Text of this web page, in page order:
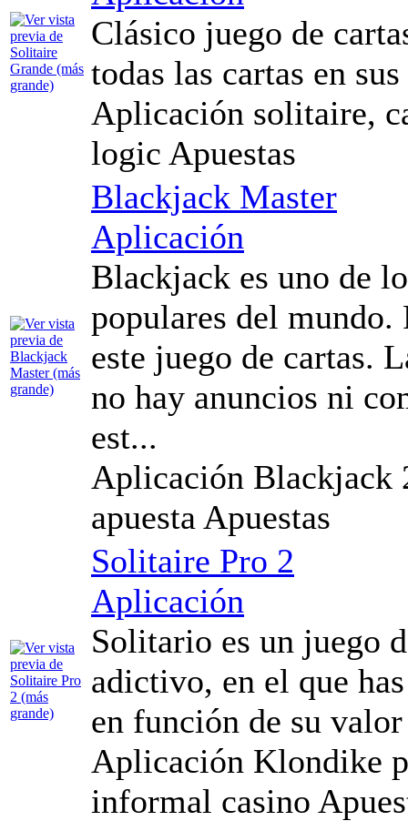
Clásico juego de
todas las cartas en
Aplicación solitaire,
logic Apuestas
Blackjack Master
Aplicación
Blackjack es uno de
populares del mundo.
este juego de cartas.
no hay anuncios ni
est...
Aplicación Blackjack
apuesta Apuestas
Solitaire Pro 2
Aplicación
Solitario es un juego
adictivo, en el que
en función de su
Aplicación Klondike
informal casino